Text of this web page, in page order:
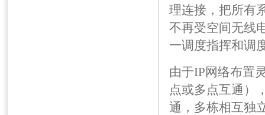
理连接，把所有
不再受空间无线
一调度指挥和调
由于IP网络布置
点或多点互通）
通，多栋相互独